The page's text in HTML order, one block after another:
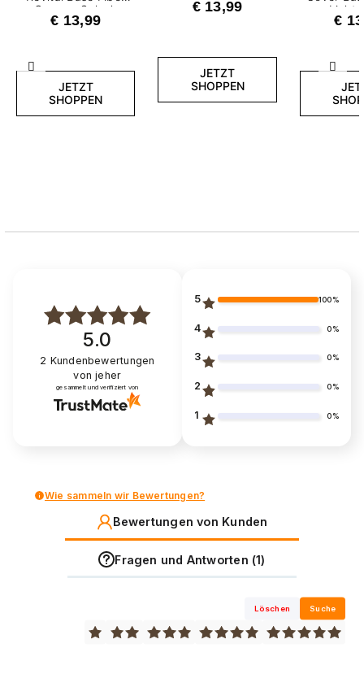
Zurück
Creamy Splash
€ 13,99
JETZT
SHOPPEN
€ 13,99
JETZT
SHOPPEN
Light
€
5.0
2 Kundenbewertungen
von jeher
gesammelt und verifiziert von
5 100%
4 0%
3 0%
2 0%
1 0%
Wie sammeln wir Bewertungen?
Bewertungen von Kunden
Fragen und Antworten (1)
Löschen Suche